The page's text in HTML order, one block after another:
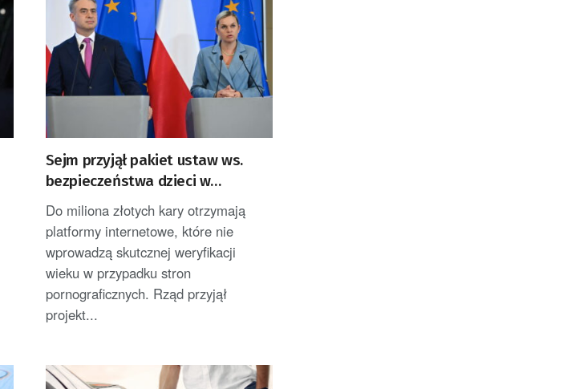
Sejm przyjął pakiet ustaw ws.
bezpieczeństwa dzieci w
internecie
Do miliona złotych kary otrzymają
platformy internetowe, które nie
wprowadzą skutcznej weryfikacji
wieku w przypadku stron
pornograficznych. Rząd przyjął
projekt...